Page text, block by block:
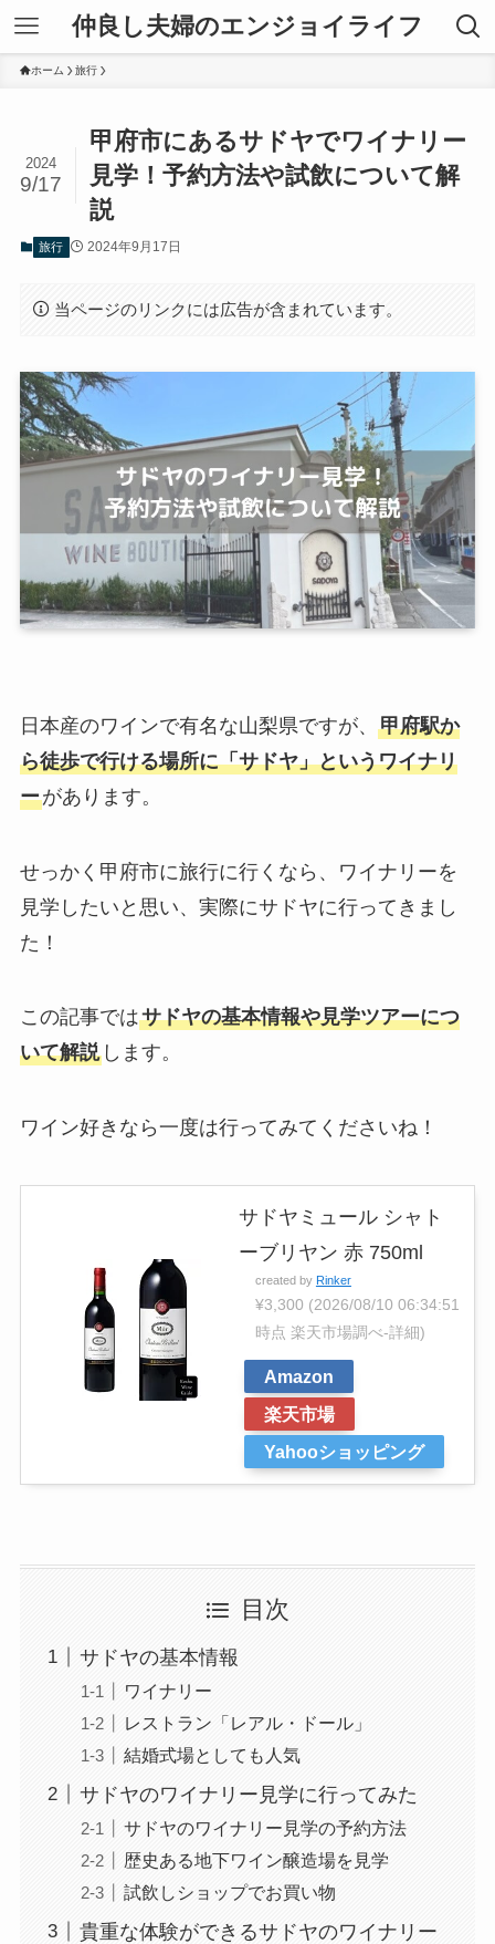
仲良し夫婦のエンジョイライフ
ホーム 旅行
甲府市にあるサドヤでワイナリー
見学！予約方法や試飲について解
説
2024
9/17
旅行 2024年9月17日
当ページのリンクには広告が含まれています。
日本産のワインで有名な山梨県ですが、 甲府駅か
ら徒歩で行ける場所に「サドヤ」というワイナリ
ーがあります。
せっかく甲府市に旅行に行くなら、ワイナリーを
見学したいと思い、実際にサドヤに行ってきまし
た！
この記事ではサドヤの基本情報や見学ツアーにつ
いて解説します。
ワイン好きなら一度は行ってみてくださいね！
サドヤミュール シャト
ーブリヤン 赤 750ml
created by Rinker
¥3,300 (2026/08/10 06:34:51
時点 楽天市場調べ-詳細)
Amazon
楽天市場
Yahooショッピング
目次
サドヤの基本情報
ワイナリー
レストラン「レアル・ドール」
結婚式場としても人気
サドヤのワイナリー見学に行ってみた
サドヤのワイナリー見学の予約方法
歴史ある地下ワイン醸造場を見学
試飲しショップでお買い物
貴重な体験ができるサドヤのワイナリー